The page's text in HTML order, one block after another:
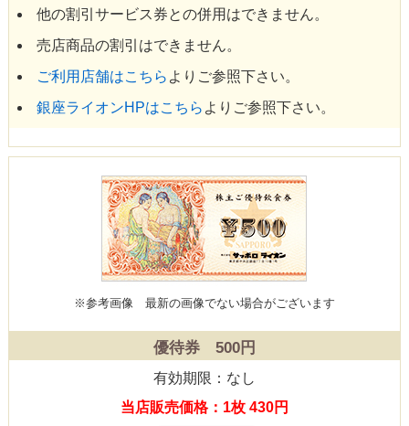
他の割引サービス券との併用はできません。
売店商品の割引はできません。
ご利用店舗はこちら よりご参照下さい。
銀座ライオンHPはこちら よりご参照下さい。
※参考画像 最新の画像でない場合がございます
優待券 500円
有効期限：なし
当店販売価格：1枚 430円